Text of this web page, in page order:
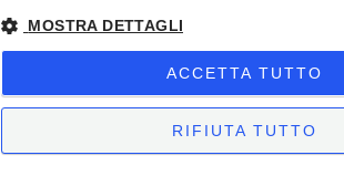
Copyright © 2026. All Rights Reserved.
– Condizioni di Vendita
– Condizioni di Vendita Business-
MOSTRA DETTAGLI
ACCETTA TUTTO
RIFIUTA TUTTO